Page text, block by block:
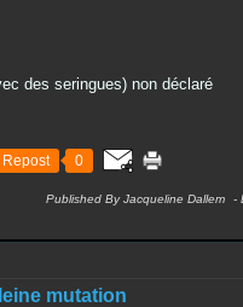
des seringues) non déclaré
Repost 0
Published By Jacqueline Dallem -
mutation